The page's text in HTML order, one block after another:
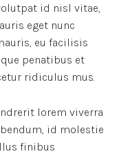
id nisl vitae,
eget nunc
eu facilisis
penatibus et
ridiculus mus.
lorem viverra
id molestie
finibus